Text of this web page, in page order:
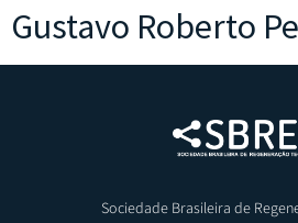
Gustavo Roberto
Sociedade Brasileira de